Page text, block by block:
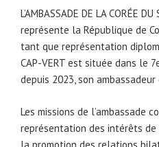
L’AMBASSADE DE LA CORÉE
représente la République de
tant que représentation
CAP-VERT est située dans le
depuis 2023, son ambassadeur
Les missions de l’ambassade
représentation des intérêts de